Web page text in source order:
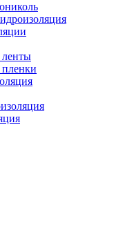
ленты